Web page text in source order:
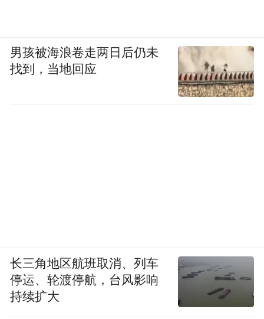
男孩被海浪卷走两日后仍未
找到，当地回应
长三角地区航班取消、列车
停运、轮渡停航，台风影响
持续扩大